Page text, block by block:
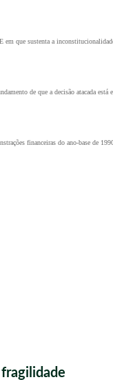
em que sustenta a
de que a decisão atacada está
financeiras do ano-base de